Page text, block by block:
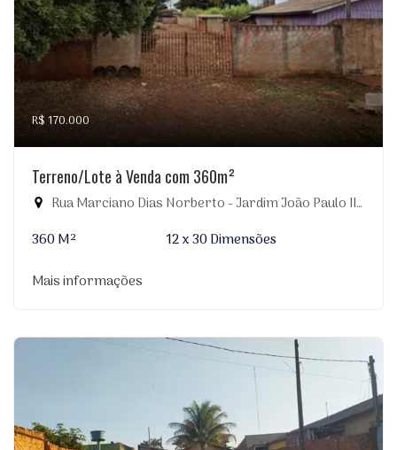
R$ 170.000
Terreno/Lote à Venda com 360m²
Rua Marciano Dias Norberto - Jardim João Paulo II, Dourados-MS
360 M²
12 x 30 Dimensões
Mais informações